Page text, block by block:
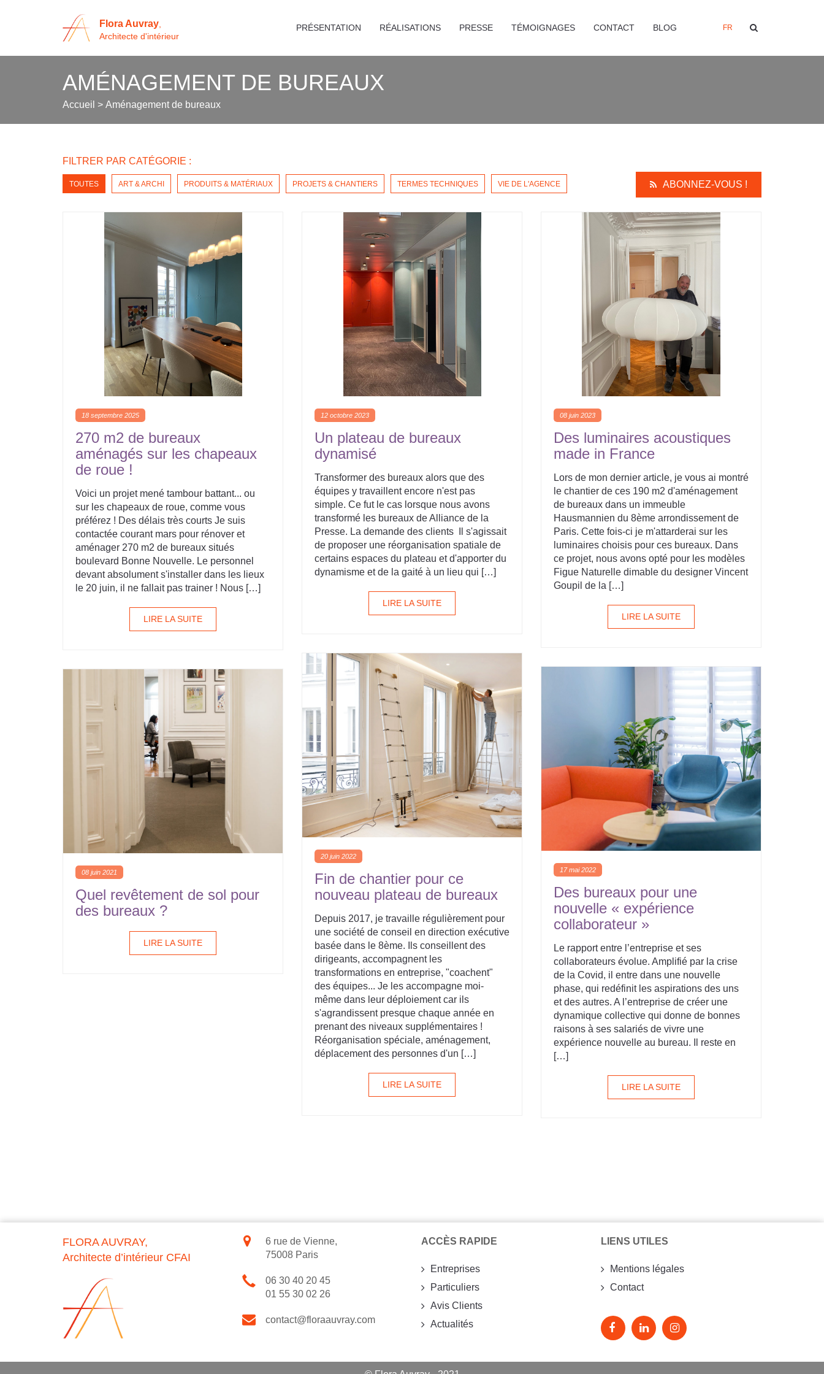
Flora Auvray
Architecte d'intérieur
PRÉSENTATION RÉALISATIONS PRESSE TÉMOIGNAGES CONTACT BLOG FR
AMÉNAGEMENT DE BUREAUX
Accueil > Aménagement de bureaux
FILTRER PAR CATÉGORIE :
TOUTES ART & ARCHI PRODUITS & MATÉRIAUX PROJETS & CHANTIERS TERMES TECHNIQUES VIE DE L'AGENCE ABONNEZ-VOUS !
18 septembre 2025
270 m2 de bureaux
aménagés sur les chapeaux
de roue !
Voici un projet mené tambour battant... ou
sur les chapeaux de roue, comme vous
préférez ! Des délais très courts Je suis
contactée courant mars pour rénover et
aménager 270 m2 de bureaux situés
boulevard Bonne Nouvelle. Le personnel
devant absolument s'installer dans les lieux
le 20 juin, il ne fallait pas trainer ! Nous […]
LIRE LA SUITE
12 octobre 2023
Un plateau de bureaux
dynamisé
Transformer des bureaux alors que des
équipes y travaillent encore n'est pas
simple. Ce fut le cas lorsque nous avons
transformé les bureaux de Alliance de la
Presse. La demande des clients Il s'agissait
de proposer une réorganisation spatiale de
certains espaces du plateau et d'apporter du
dynamisme et de la gaité à un lieu qui […]
LIRE LA SUITE
08 juin 2023
Des luminaires acoustiques
made in France
Lors de mon dernier article, je vous ai montré
le chantier de ces 190 m2 d'aménagement
de bureaux dans un immeuble
Hausmannien du 8ème arrondissement de
Paris. Cette fois-ci je m'attarderai sur les
luminaires choisis pour ces bureaux. Dans
ce projet, nous avons opté pour les modèles
Figue Naturelle dimable du designer Vincent
Goupil de la […]
LIRE LA SUITE
20 juin 2022
Fin de chantier pour ce
nouveau plateau de bureaux
Depuis 2017, je travaille régulièrement pour
une société de conseil en direction exécutive
basée dans le 8ème. Ils conseillent des
dirigeants, accompagnent les
transformations en entreprise, "coachent"
des équipes... Je les accompagne moi-
même dans leur déploiement car ils
s'agrandissent presque chaque année en
prenant des niveaux supplémentaires !
Réorganisation spéciale, aménagement,
déplacement des personnes d'un […]
LIRE LA SUITE
17 mai 2022
Des bureaux pour une
nouvelle « expérience
collaborateur »
Le rapport entre l’entreprise et ses
collaborateurs évolue. Amplifié par la crise
de la Covid, il entre dans une nouvelle
phase, qui redéfinit les aspirations des uns
et des autres. A l’entreprise de créer une
dynamique collective qui donne de bonnes
raisons à ses salariés de vivre une
expérience nouvelle au bureau. Il reste en
[…]
LIRE LA SUITE
08 juin 2021
Quel revêtement de sol pour
des bureaux ?
LIRE LA SUITE
FLORA AUVRAY,
Architecte d’intérieur CFAI
6 rue de Vienne,
75008 Paris
06 30 40 20 45
01 55 30 02 26
contact@floraauvray.com
ACCÈS RAPIDE
Entreprises
Particuliers
Avis Clients
Actualités
LIENS UTILES
Mentions légales
Contact